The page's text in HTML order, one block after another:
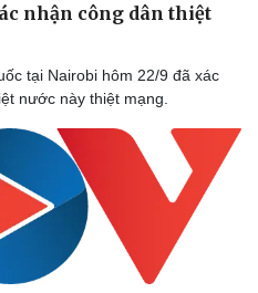
nhận công dân thiệt
tại Nairobi hôm 22/9 đã xác
nước này thiệt mạng.